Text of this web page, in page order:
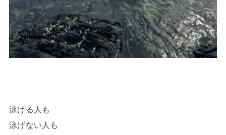
泳げる人も
泳げない人も